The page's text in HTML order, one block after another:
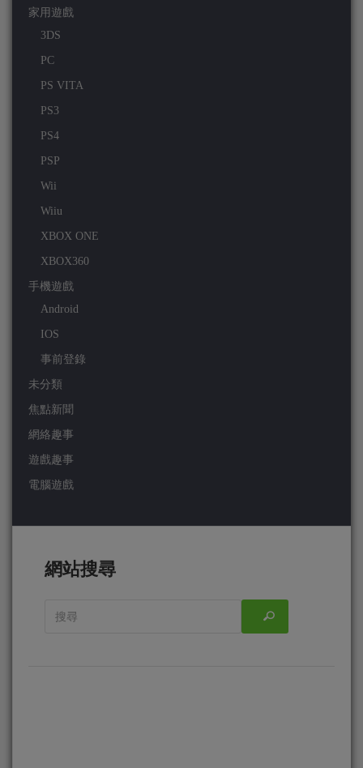
家用遊戲
3DS
PC
PS VITA
PS3
PS4
PSP
Wii
Wiiu
XBOX ONE
XBOX360
手機遊戲
Android
IOS
事前登錄
未分類
焦點新聞
網絡趣事
遊戲趣事
電腦遊戲
網站搜尋